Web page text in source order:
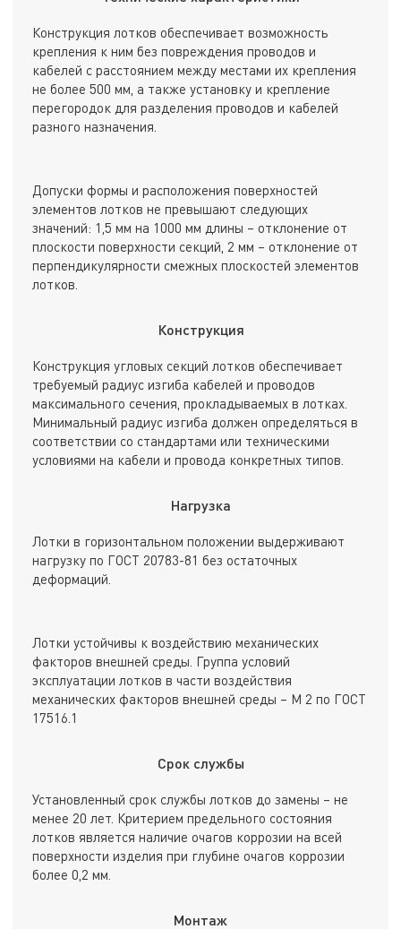
Конструкция лотков обеспечивает возможность
крепления к ним без повреждения проводов и
кабелей с расстоянием между местами их крепления
не более 500 мм, а также установку и крепление
перегородок для разделения проводов и кабелей
разного назначения.
Допуски формы и расположения поверхностей
элементов лотков не превышают следующих
значений: 1,5 мм на 1000 мм длины – отклонение от
плоскости поверхности секций, 2 мм – отклонение от
перпендикулярности смежных плоскостей элементов
лотков.
Конструкция
Конструкция угловых секций лотков обеспечивает
требуемый радиус изгиба кабелей и проводов
максимального сечения, прокладываемых в лотках.
Минимальный радиус изгиба должен определяться в
соответствии со стандартами или техническими
условиями на кабели и провода конкретных типов.
Нагрузка
Лотки в горизонтальном положении выдерживают
нагрузку по ГОСТ 20783-81 без остаточных
деформаций.
Лотки устойчивы к воздействию механических
факторов внешней среды. Группа условий
эксплуатации лотков в части воздействия
механических факторов внешней среды – М 2 по ГОСТ
17516.1
Срок службы
Установленный срок службы лотков до замены – не
менее 20 лет. Критерием предельного состояния
лотков является наличие очагов коррозии на всей
поверхности изделия при глубине очагов коррозии
более 0,2 мм.
Монтаж